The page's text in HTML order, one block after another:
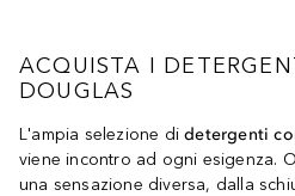
ACQUISTA I
DOUGLAS
L'ampia selezione didetergenti
viene incontro ad ogni esigenza.
una sensazione diversa, dalla